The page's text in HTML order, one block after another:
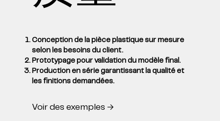
Voir des exemples →
Conception de la pièce plastique sur mesure
selon les besoins du client.
Prototypage pour validation du modèle final.
Production en série garantissant la qualité et
les finitions demandées.